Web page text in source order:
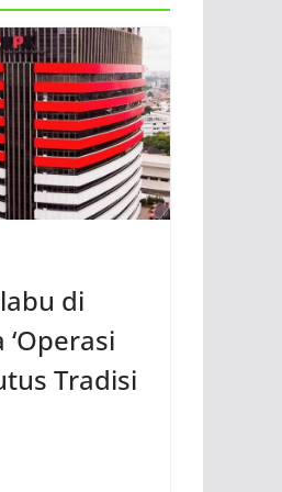
di
Tradisi